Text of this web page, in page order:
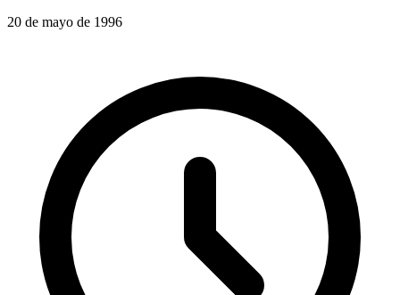
20 de mayo de 1996